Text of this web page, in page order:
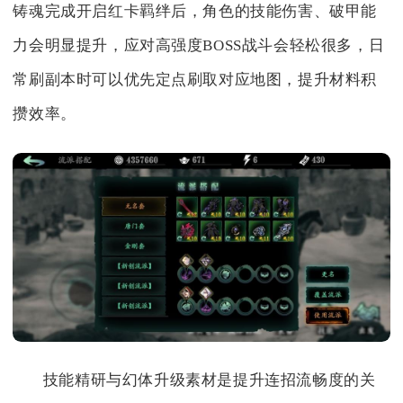
铸魂完成开启红卡羁绊后，角色的技能伤害、破甲能
力会明显提升，应对高强度BOSS战斗会轻松很多，日
常刷副本时可以优先定点刷取对应地图，提升材料积
攒效率。
技能精研与幻体升级素材是提升连招流畅度的关